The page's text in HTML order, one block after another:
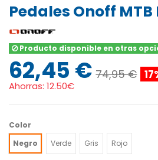
Pedales Onoff MTB
Producto disponible en otras
62,45 € 74,95 €
Ahorras: 12.50€
Color
Negro
Verde Gris Rojo